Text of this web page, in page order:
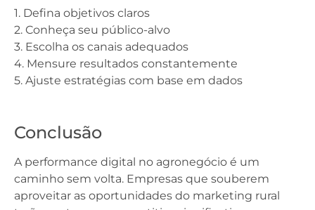
1. Defina objetivos claros
2. Conheça seu público-alvo
3. Escolha os canais adequados
4. Mensure resultados constantemente
5. Ajuste estratégias com base em dados
Conclusão
A performance digital no agronegócio é um
caminho sem volta. Empresas que souberem
aproveitar as oportunidades do marketing rural